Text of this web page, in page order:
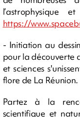
https://
- Initiation au
pour la découverte
et sciences
flore de La Réunion.
Partez à la
scientifique et